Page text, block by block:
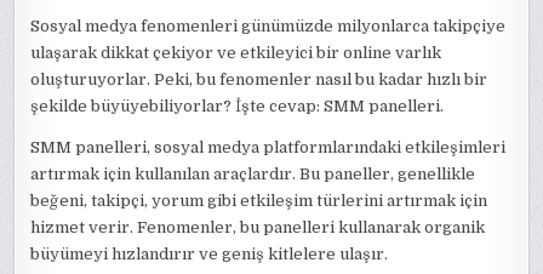
Sosyal medya fenomenleri günümüzde milyonlarca takipçiye
ulaşarak dikkat çekiyor ve etkileyici bir online varlık
oluşturuyorlar. Peki, bu fenomenler nasıl bu kadar hızlı bir
şekilde büyüyebiliyorlar? İşte cevap: SMM panelleri.
SMM panelleri, sosyal medya platformlarındaki etkileşimleri
artırmak için kullanılan araçlardır. Bu paneller, genellikle
beğeni, takipçi, yorum gibi etkileşim türlerini artırmak için
hizmet verir. Fenomenler, bu panelleri kullanarak organik
büyümeyi hızlandırır ve geniş kitlelere ulaşır.